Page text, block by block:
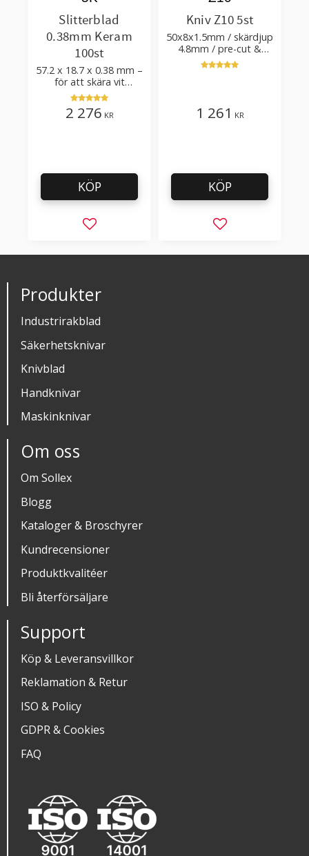
Slitterblad
0.38mm Keram
100st
57.2 x 18.7 x 0.38 mm –
för att skära vit
plastfilm med tillsatser
2 276 KR
Lägg till i favoriter
KÖP
Kniv Z10 5st
50x8x1.5mm / skärdjup
4.8mm / pre-cut &
post-cut 0.84xTm /
skärvinkel 50°
1 261 KR
Lägg till i
KÖP
Produkter
Industrirakblad
Säkerhetsknivar
Knivblad
Handknivar
Maskinknivar
Om oss
Om Sollex
Blogg
Kataloger & Broschyrer
Kundrecensioner
Produktkvalitéer
Bli återförsäljare
Support
Köp & Leveransvillkor
Reklamation & Retur
ISO & Policy
GDPR & Cookies
FAQ